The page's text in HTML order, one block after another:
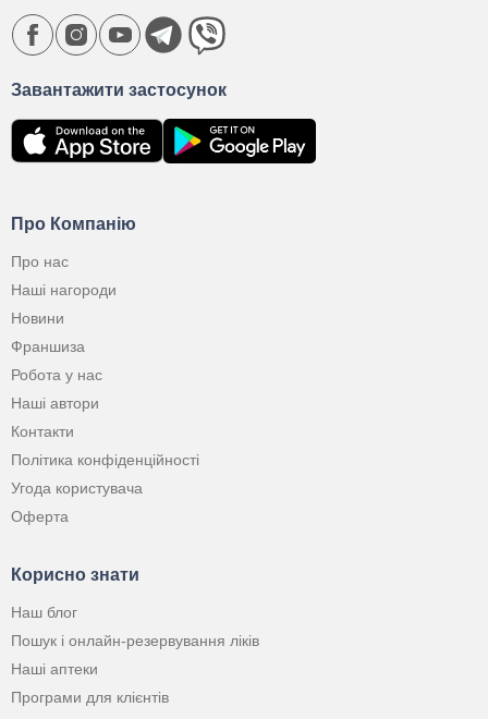
Про Компанію
Про нас
Наші нагороди
Новини
Франшиза
Робота у нас
Наші автори
Контакти
Політика конфіденційності
Угода користувача
Оферта
Корисно знати
Наш блог
Пошук і онлайн-резервування ліків
Наші аптеки
Програми для клієнтів
Завантажити застосунок